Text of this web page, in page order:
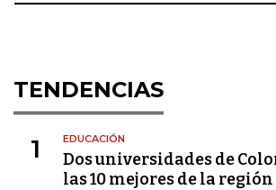
TENDENCIAS
1 EDUCACIÓN
Dos universidades de
las 10 mejores de la región